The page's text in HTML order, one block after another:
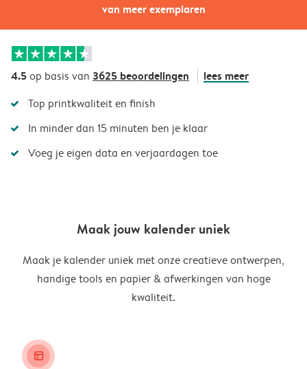
van meer exemplaren
4.5op basis van 3625 beoordelingen lees meer
Top printkwaliteit en finish
In minder dan 15 minuten ben je klaar
Voeg je eigen data en verjaardagen toe
Maak jouw kalender uniek
Maak je kalender uniek met onze creatieve ontwerpen,
handige tools en papier & afwerkingen van hoge
kwaliteit.
layout_alt